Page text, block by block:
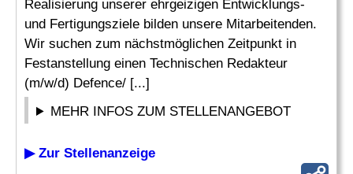
Realisierung unserer ehrgeizigen Entwicklungs-
und Fertigungsziele bilden unsere Mitarbeitenden.
Wir suchen zum nächstmöglichen Zeitpunkt in
Festanstellung einen Technischen Redakteur
(m/w/d) Defence/ [...]
MEHR INFOS ZUM STELLENANGEBOT
▶ Zur Stellenanzeige